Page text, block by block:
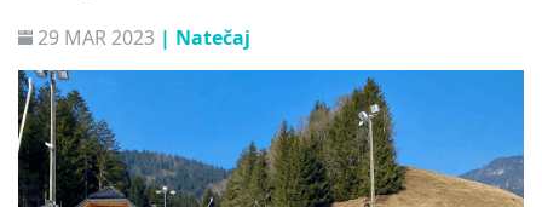
2023.
29 MAR 2023 | Natečaj